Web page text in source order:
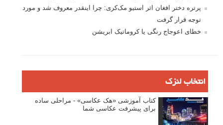
پرتره دختر افغان اثر استیو مک‌کری: چرا اینقدر معروف شد و مورد
توجه قرار گرفت
خطای اعوجاج رنگی یا کروماتیک ابریشن
انتخاب لنزک
کتاب آموزشی «هک عکاسی» - مراحلی ساده
برای پیشرفت عکاسی شما